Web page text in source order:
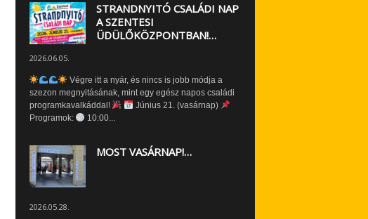
STRANDNYITÓ CSALÁDI NAP
A SZENTESI
ÜDÜLŐKÖZPONTBAN!…
2026.06.05.
Végre itt a nyár, és nincs is jobb módja a
szezon megnyitásának, mint egy egész napos családi
programkavalkáddal!
Június 21. (vasárnap)
Programok:
10:00...
MOST VASÁRNAP!…
2026.05.28.